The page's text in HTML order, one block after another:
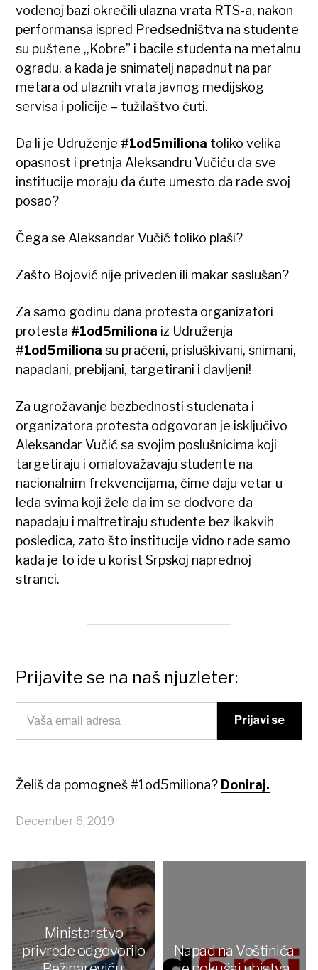
vodenoj bazi okrečili ulazna vrata RTS-a, nakon
performansa ispred Predsedništva na studente
su puštene ,,Kobre” i bacile studenta na metalnu
ogradu, a kada je snimatelj napadnut na par
metara od ulaznih vrata javnog medijskog
servisa i policije – tužilaštvo ćuti.
Da li je Udruženje #1od5miliona toliko velika
opasnost i pretnja Aleksandru Vučiću da sve
institucije moraju da ćute umesto da rade svoj
posao?
Čega se Aleksandar Vučić toliko plaši?
Zašto Bojović nije priveden ili makar saslušan?
Za samo godinu dana protesta organizatori
protesta #1od5miliona iz Udruženja
#1od5miliona su praćeni, prisluškivani, snimani,
napadani, prebijani, targetirani i davljeni!
Za ugrožavanje bezbednosti studenata i
organizatora protesta odgovoran je isključivo
Aleksandar Vučić sa svojim poslušnicima koji
targetiraju i omalovažavaju studente na
nacionalnim frekvencijama, čime daju vetar u
leđa svima koji žele da im se dodvore da
napadaju i maltretiraju studente bez ikakvih
posledica, zato što institucije vidno rade samo
kada je to ide u korist Srpskoj naprednoj
stranci.
Prijavite se na naš njuzleter:
Želiš da pomogneš #1od5miliona? Doniraj.
December 6, 2019
Ministarstvo
privrede odgovorilo
Napad na Voštinića